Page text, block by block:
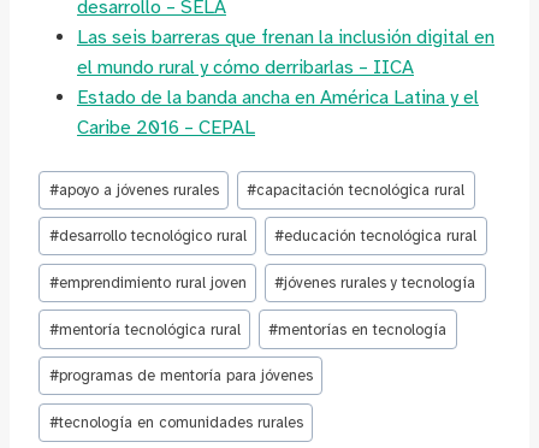
desarrollo – SELA
Las seis barreras que frenan la inclusión digital en
el mundo rural y cómo derribarlas – IICA
Estado de la banda ancha en América Latina y el
Caribe 2016 – CEPAL
Etiquetas
de
la
entrada:
#apoyo a jóvenes rurales #capacitación tecnológica rural
#desarrollo tecnológico rural #educación tecnológica rural
#emprendimiento rural joven #jóvenes rurales y tecnología
#mentoría tecnológica rural #mentorías en tecnología
#programas de mentoría para jóvenes
#tecnología en comunidades rurales